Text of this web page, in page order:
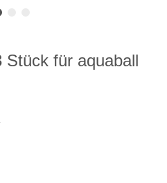
Stück für aquaball